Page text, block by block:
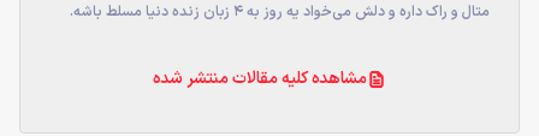
متال و راک داره و دلش می‌خواد یه روز به ۴ زبان زنده دنیا مسلط باشه.
مشاهده کلیه مقالات منتشر شده